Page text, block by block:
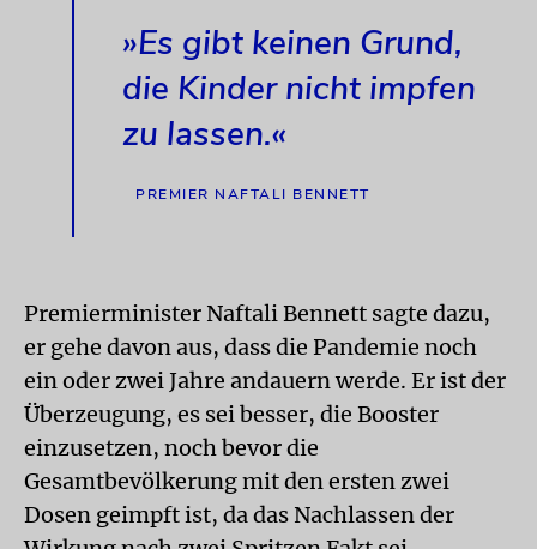
»Es gibt keinen Grund,
die Kinder nicht impfen
zu lassen.«
PREMIER NAFTALI BENNETT
Premierminister Naftali Bennett sagte dazu,
er gehe davon aus, dass die Pandemie noch
ein oder zwei Jahre andauern werde. Er ist der
Überzeugung, es sei besser, die Booster
einzusetzen, noch bevor die
Gesamtbevölkerung mit den ersten zwei
Dosen geimpft ist, da das Nachlassen der